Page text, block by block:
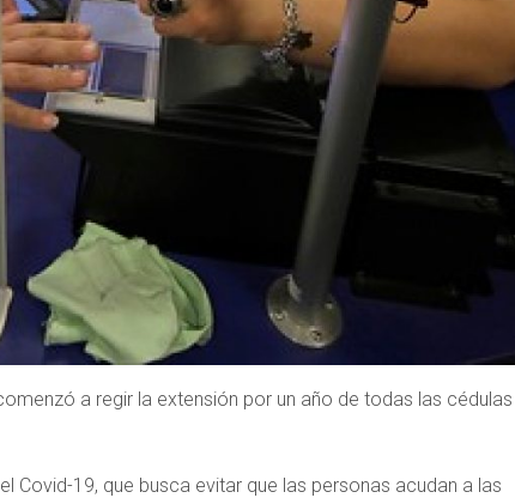
a regir la extensión por un año de todas las
Covid-19, que busca evitar que las personas acudan a las